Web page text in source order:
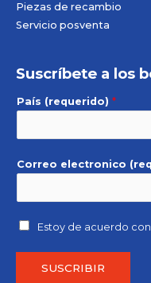
Piezas de recambio
Servicio posventa
Suscríbete a los
País (requerido) *
Correo electronico
Estoy de acuerdo con
SUSCRIBIR